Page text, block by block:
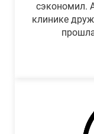
сэкономил.
клинике